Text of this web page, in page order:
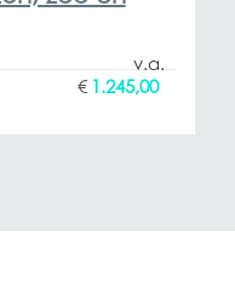
€ 1.245,00